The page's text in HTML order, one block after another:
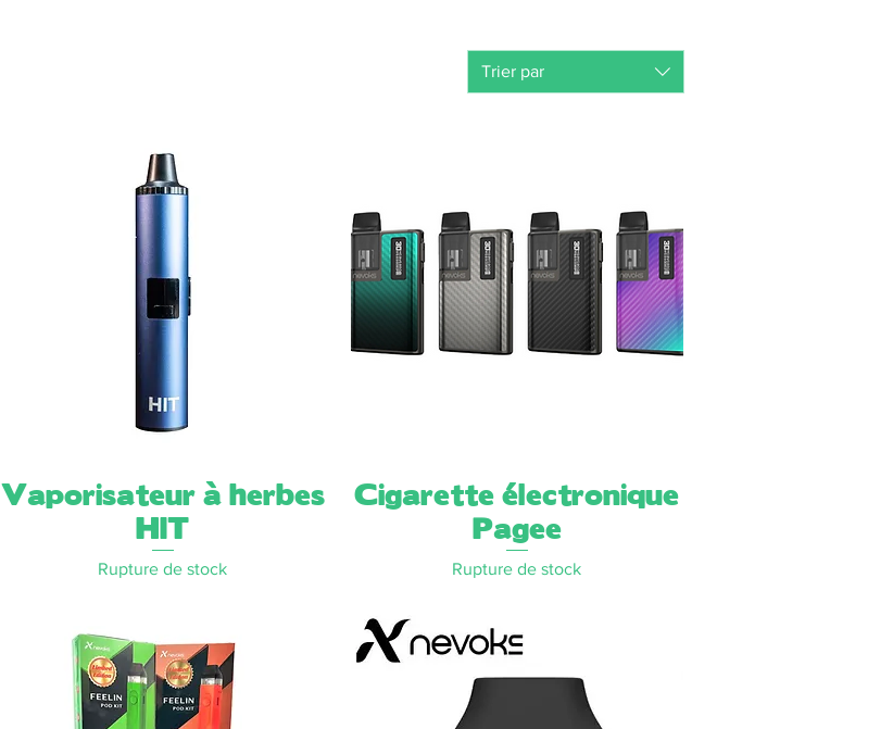
Trier par
Aperçu rapide
Vaporisateur à herbes
HIT
Rupture de stock
Aperçu rapide
Cigarette électronique
Pagee
Rupture de stock